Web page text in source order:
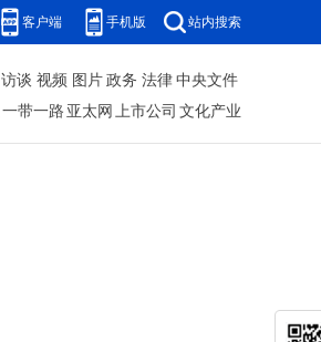
客户端 手机版 站内搜索
访谈 视频 图片 政务 法律 中央文件
一带一路 亚太网 上市公司 文化产业